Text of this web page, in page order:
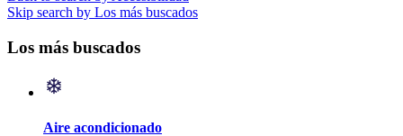
Skip search by Los más buscados
Los más buscados
Aire acondicionado